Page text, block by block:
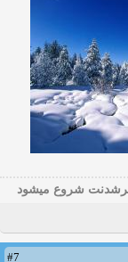
شروع میشود
#7